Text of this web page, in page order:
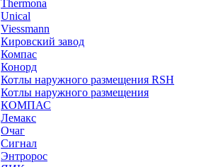
Thermona
Unical
Viessmann
Кировский завод
Компас
Конорд
Котлы наружного размещения RSH
Котлы наружного размещения
КОМПАС
Лемакс
Очаг
Сигнал
Энтророс